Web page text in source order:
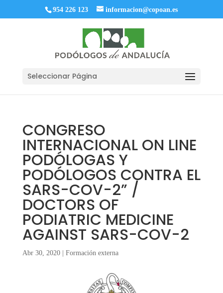
954 226 123 informacion@copoan.es
Seleccionar Página
CONGRESO
INTERNACIONAL ON LINE
PODÓLOGAS Y
PODÓLOGOS CONTRA EL
SARS-COV-2” /
DOCTORS OF
PODIATRIC MEDICINE
AGAINST SARS-COV-2
Abr 30, 2020| Formación externa